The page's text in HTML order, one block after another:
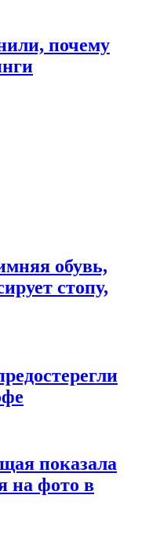
почему
обувь,
стопу,
показала
на фото в